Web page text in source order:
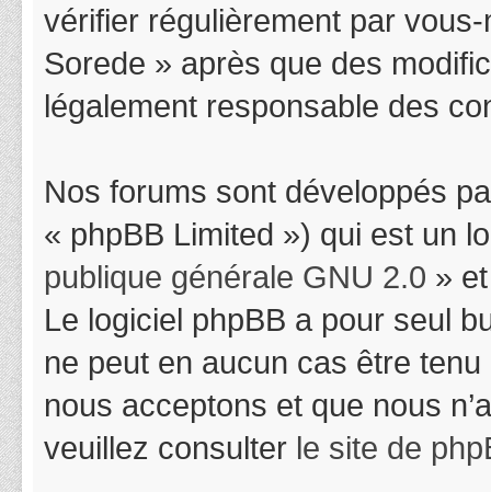
vérifier régulièrement par
Sorede » après que des
légalement responsable des
Nos forums sont développés
« phpBB Limited ») qui est un
publique générale GNU 2.0 »
Le logiciel phpBB a pour seul
ne peut en aucun cas être
nous acceptons et que nous
veuillez consulter le site de